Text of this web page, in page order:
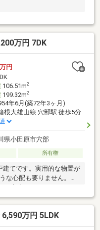
万円 7DK
万円
106.51m2
199.32m2
年6月(築72年3ヶ月)
根大雄山線 穴部駅 徒歩5分
県小田原市穴部
所有権
建てです。実用的な物置が
な心配も要りません。建
万円 5LDK